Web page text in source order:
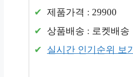
제품가격 : 29900
상품배송 : 로켓배송
실시간 인기순위 보기